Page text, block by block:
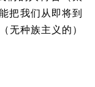
把我们从即将到
无种族主义的）